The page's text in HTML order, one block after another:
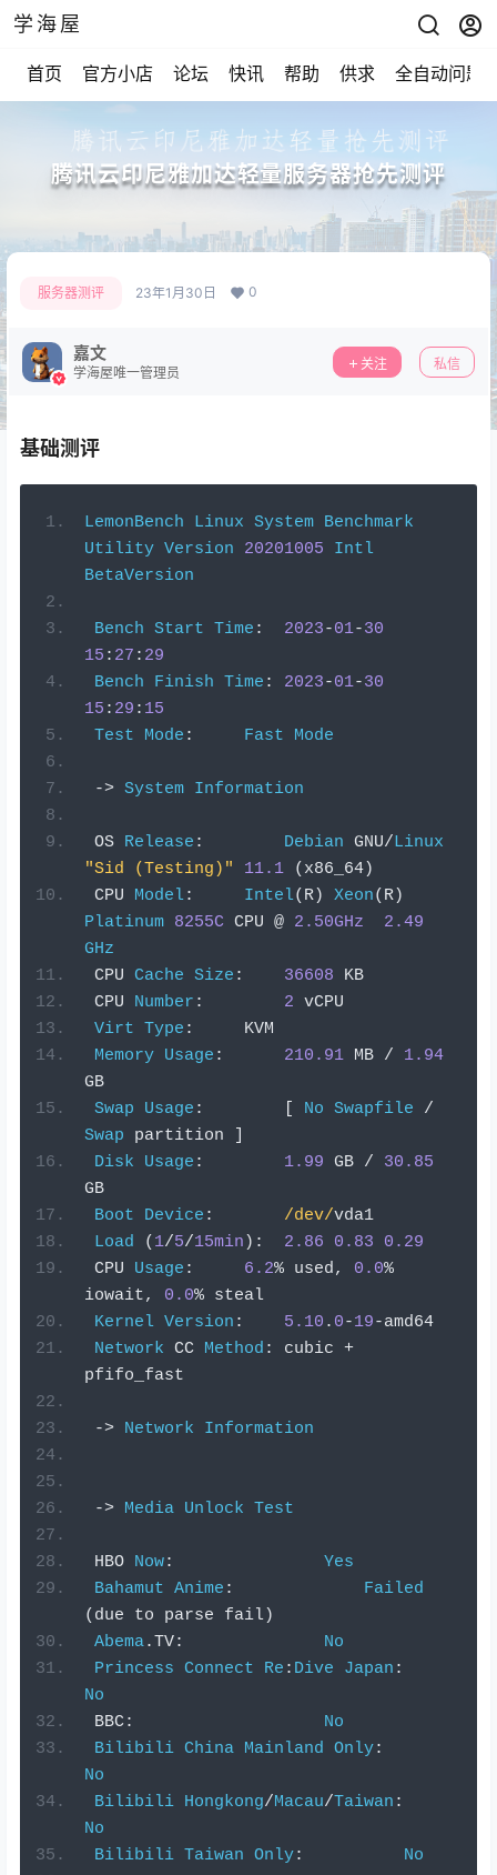
学海屋
首页 官方小店 论坛 快讯 帮助 供求 全自动问题
腾讯云印尼雅加达轻量服务器抢先测评
服务器测评 23年1月30日 0
嘉文
学海屋唯一管理员
关注 私信
基础测评
LemonBench Linux System
Benchmark
Utility Version 20201005
Intl
BetaVersion
Bench Start Time : 2023-01-30
15 : 27 : 29
Bench
Finish Time : 2023-01-30
15 : 29 : 15
Test
Mode : Fast Mode
-> System Information
OS Release : Debian GNU/Linux
"Sid (Testing)"
11.1 ( x86_64)
CPU Model: Intel( R) Xeon( R)
Platinum
8255C CPU @ 2.50GHz
2.49
GHz
CPU Cache Size : 36608 KB
CPU Number : 2 vCPU
Virt Type :
     KVM
Memory
Usage : 210.91 MB /
1.94
GB
Swap
Usage : No Swapfile
/
Swap partition
Disk
Usage : 1.99 GB /
30.85
GB
Boot
Device : /dev/vda1
Load
( 1/5/15min ): 2.86 0.83
0.29
CPU Usage : 6.2% used, 0.0%
iowait, 0.0% steal
Kernel Version : 5.10 . 0-19-amd64
Network CC Method : cubic +
pfifo_fast
-> Network Information
-> Media Unlock Test
HBO Now:
Yes
Bahamut Anime :
Failed
( due to parse fail)
Abema.TV:
No
Princess Connect Re : Dive Japan :
No
BBC:
No
Bilibili China Mainland Only:
No
Bilibili
Hongkong/Macau/Taiwan :
No
Bilibili Taiwan Only: No